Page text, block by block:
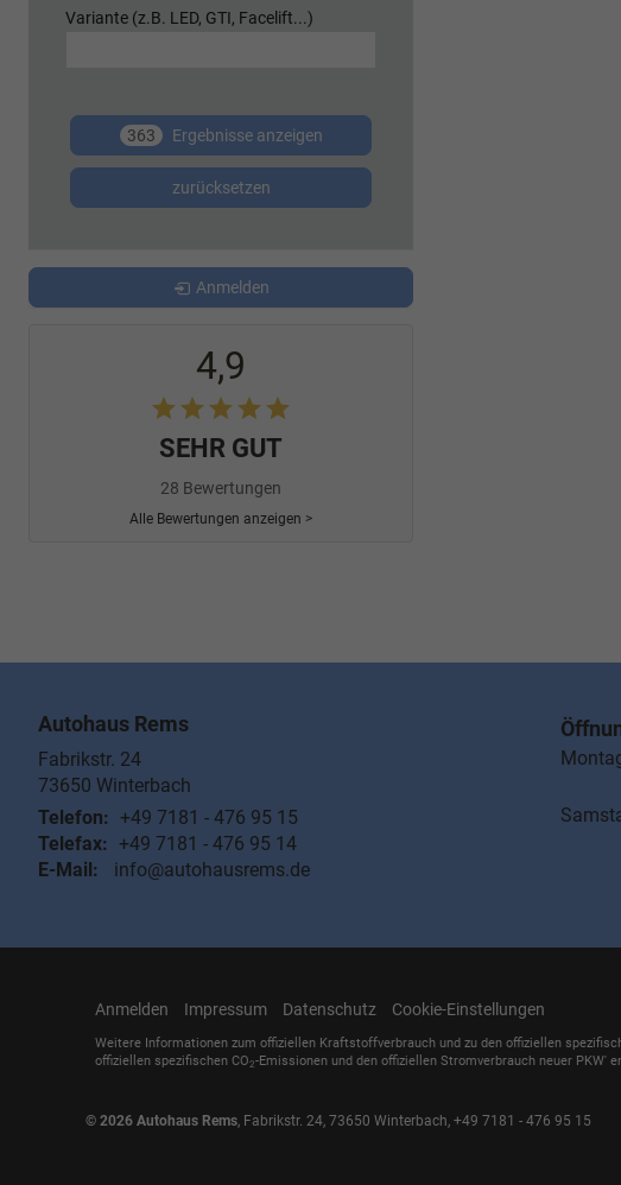
Variante (z.B. LED, GTI, Facelift...)
363 Ergebnisse anzeigen
zurücksetzen
Anmelden
4,9
SEHR GUT
28 Bewertungen
Alle Bewertungen anzeigen >
Autohaus Rems
Fabrikstr. 24
73650 Winterbach
Telefon: +49 7181 - 476 95 15
Telefax: +49 7181 - 476 95 14
E-Mail:
info@autohausrems.de
Anmelden Impressum Datenschutz Cookie-Einstellungen
Weitere Informationen zum offiziellen Kraftstoffverbrauch und zu den offiziellen
offiziellen spezifischen CO2-Emissionen und den offiziellen Stromverbrauch neuer
© 2026 Autohaus Rems Fabrikstr. 24 73650 Winterbach, +49 7181 - 476 95 15